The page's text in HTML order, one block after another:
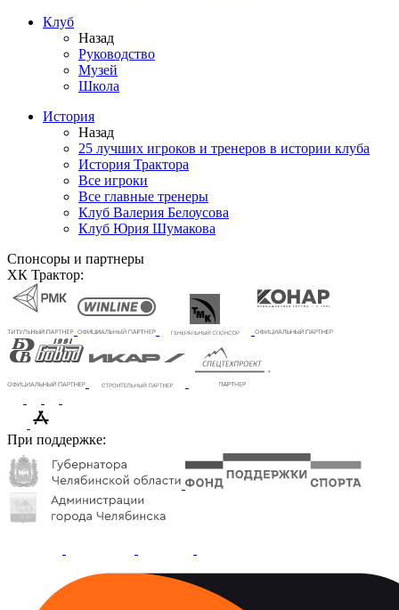
Клуб
Назад
Руководство
Музей
Школа
История
Назад
25 лучших игроков и тренеров в истории клуба
История Трактора
Все игроки
Все главные тренеры
Клуб Валерия Белоусова
Клуб Юрия Шумакова
Спонсоры и партнеры
ХК Трактор:
При поддержке: